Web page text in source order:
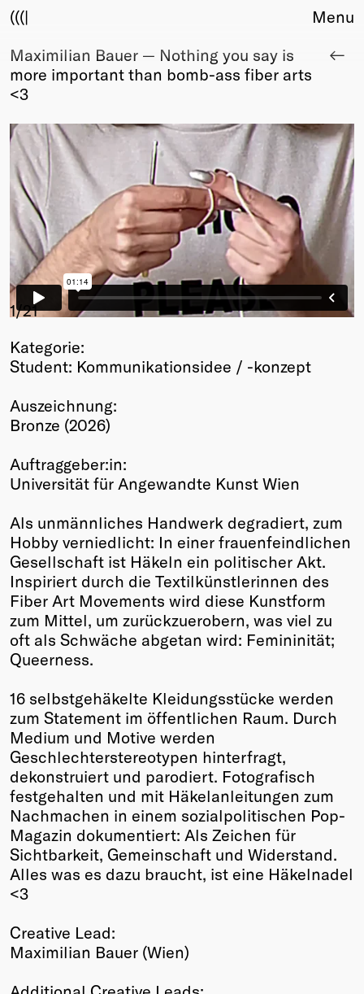
(((|
About
Club
Award
Fair Work
TBD
Events
Upcoming
Past
Membership
Info
Members
Friends of Creativity
2026
Past
Menu
Maximilian Bauer — Nothing you say is
more important than bomb-ass fiber arts
<3
1/21
Kategorie:
Student: Kommunikationsidee / -konzept
Auszeichnung:
Bronze (2026)
Auftraggeber:in:
Universität für Angewandte Kunst Wien
Als unmännliches Handwerk degradiert, zum
Hobby verniedlicht: In einer frauenfeindlichen
Gesellschaft ist Häkeln ein politischer Akt.
Inspiriert durch die Textilkünstlerinnen des
Fiber Art Movements wird diese Kunstform
zum Mittel, um zurückzuerobern, was viel zu
oft als Schwäche abgetan wird: Femininität;
Queerness.
16 selbstgehäkelte Kleidungsstücke werden
zum Statement im öffentlichen Raum. Durch
Medium und Motive werden
Geschlechterstereotypen hinterfragt,
dekonstruiert und parodiert. Fotografisch
festgehalten und mit Häkelanleitungen zum
Nachmachen in einem sozialpolitischen Pop-
Magazin dokumentiert: Als Zeichen für
Sichtbarkeit, Gemeinschaft und Widerstand.
Alles was es dazu braucht, ist eine Häkelnadel
<3
Creative Lead:
Maximilian Bauer (Wien)